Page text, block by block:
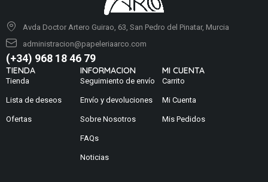
Avda Doctor Artero Guirao, 63, San Pedro del Pinatar, Murcia
administracion@papeleriaarco.com
(+34) 968 18 46 79
TIENDA
Tienda
Lista de deseos
Ofertas
INFORMACION
Seguimiento de envío
Envío y devoluciones
Sobre Nosotros
FAQs
Noticias
MI CUENTA
Carrito
Mi Cuenta
Mis Pedidos